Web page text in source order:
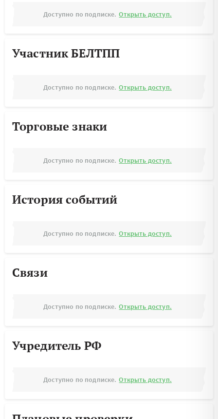
Доступно по подписке. Открыть доступ.
Участник БЕЛТПП
Доступно по подписке. Открыть доступ.
Торговые знаки
Доступно по подписке. Открыть доступ.
История событий
Доступно по подписке. Открыть доступ.
Связи
Доступно по подписке. Открыть доступ.
Учредитель РФ
Доступно по подписке. Открыть доступ.